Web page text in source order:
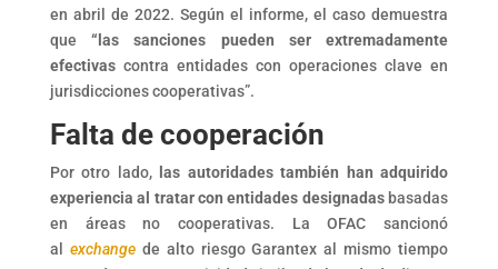
en abril de 2022. Según el informe, el caso demuestra
que“las sanciones pueden ser extremadamente
efectivascontra entidades con operaciones clave en
jurisdicciones cooperativas”.
Falta de cooperación
Por otro lado,
las autoridades también han adquirido
experiencia al tratar con entidades designadasbasadas
en áreas no cooperativas. La OFAC sancionó
al exchangede alto riesgo Garantex al mismo tiempo